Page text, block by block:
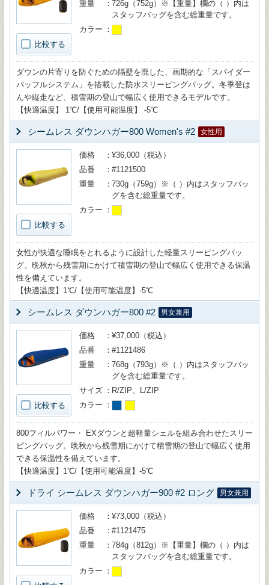
比較する
重量
726g（752g）※【重量】欄の（ ）内は
スタッフバッグを含む総重量です。
カラー
ダウンの片寄りを防ぐための隔壁を廃した、画期的な「スパイダー
バッフルシステム」を搭載した防水スリーピングバッグ。冬季登は
んや縦走など、積雪期の登山で幅広く使用できるモデルです。
【快適温度】 1℃/【使用可能温度】 -5℃
シームレス ダウンハガー800 Women's #2 女性用
比較する
価格
¥36,000（税込）
品番
#1121500
重量
730g（759g）※（ ）内はスタッフバッ
グを含む総重量です。
カラー
女性が快適な睡眠をとれるように設計した軽量スリーピングバッ
グ。晩秋から残雪期にかけて積雪期の登山で幅広く使用できる保温
性を備えています。
【快適温度】1℃/【使用可能温度】-5℃
シームレス ダウンハガー800 #2 男女兼用
比較する
価格
¥37,000（税込）
品番
#1121486
重量
768g（793g）※（ ）内はスタッフバッ
グを含む総重量です。
サイズ
R/ZIP、L/ZIP
カラー
800フィルパワー・ EXダウンと超軽量シェルを組み合わせたスリー
ピングバッグ。晩秋から残雪期にかけて積雪期の登山で幅広く使用
できる保温性を備えています。
【快適温度】1℃/【使用可能温度】-5℃
ドライ シームレス ダウンハガー900 #2 ロング 男女兼用
価格
¥73,000（税込）
品番
#1121475
重量
784g（812g）※【重量】欄の（ ）内は
スタッフバッグを含む総重量です。
カラー